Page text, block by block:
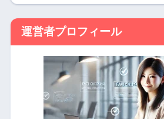
運営者プロフィール